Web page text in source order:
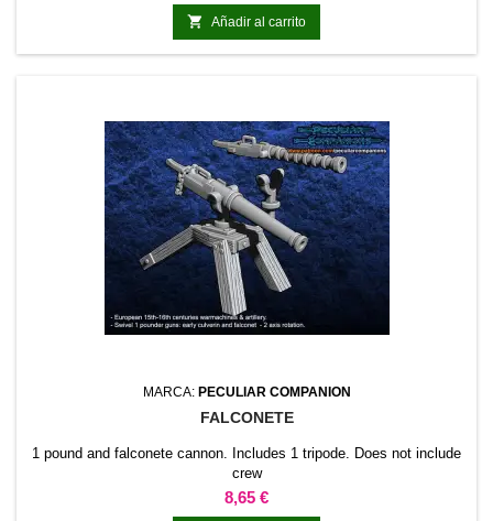
 Añadir al carrito
MARCA: PECULIAR COMPANION
FALCONETE
1 pound and falconete cannon. Includes 1 tripode. Does not include
crew
Precio
8,65 €